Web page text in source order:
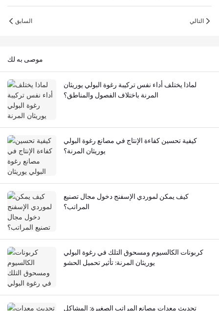
السابق التالي
موصى به لك
لماذا يختلف أداء نفس تركيبة رغوة البولي يوريثان
المرنة باختلاف الفصول والمناطق؟
كيفية تحسين كفاءة الإنتاج في مصانع رغوة البولي
يوريثان المرنة؟
كيف يمكن لموردي الإسفنج دخول مجال تصنيع
المراتب؟
كربونات الكالسيوم ومسحوق التلك في رغوة البولي
يوريثان المرنة: تأثير تحميل الحشو
تحديث معدات مصانع المراتب الصغيرة: المشاكل